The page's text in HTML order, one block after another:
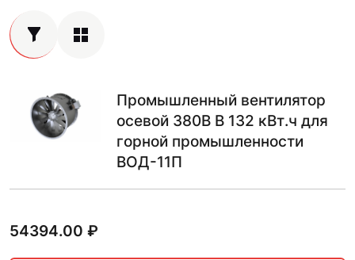
Промышленный вентилятор
осевой 380В В 132 кВт.ч для
горной промышленности
ВОД-11П
54394.00 ₽